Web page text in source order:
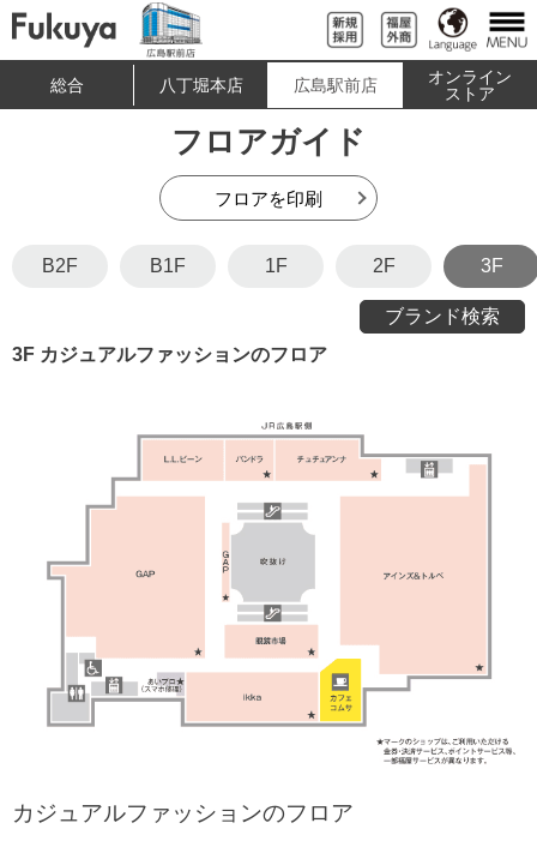
総合 八丁堀本店 広島駅前店
オンライン
ストア
フロアガイド
フロアを印刷
B2F B1F 1F 2F 3F
ブランド検索
3F カジュアルファッションのフロア
カジュアルファッションのフロア